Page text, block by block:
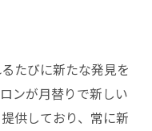
体験
価値観
間の魅力
験
たびに新たな発見を
ンが月替りで新しい
供しており、常に新